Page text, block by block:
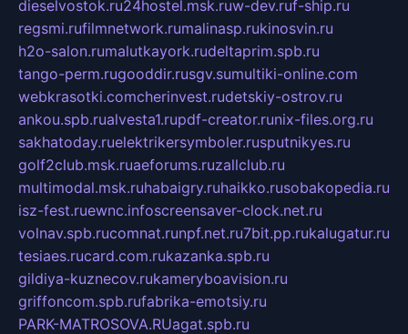
dieselvostok.ru24hostel.msk.ruw-dev.ruf-ship.ru
regsmi.rufilmnetwork.rumalinasp.rukinosvin.ru
h2o-salon.rumalutkayork.rudeltaprim.spb.ru
tango-perm.rugooddir.rusgv.sumultiki-online.com
webkrasotki.comcherinvest.rudetskiy-ostrov.ru
ankou.spb.rualvesta1.rupdf-creator.runix-files.org.ru
sakhatoday.ruelektrikersymboler.rusputnikyes.ru
golf2club.msk.ruaeforums.ruzallclub.ru
multimodal.msk.ruhabaigry.ruhaikko.rusobakopedia.ru
isz-fest.ruewnc.infoscreensaver-clock.net.ru
volnav.spb.rucomnat.runpf.net.ru7bit.pp.rukalugatur.ru
tesiaes.rucard.com.rukazanka.spb.ru
gildiya-kuznecov.rukameryboavision.ru
griffoncom.spb.rufabrika-emotsiy.ru
PARK-MATROSOVA.RUagat.spb.ru